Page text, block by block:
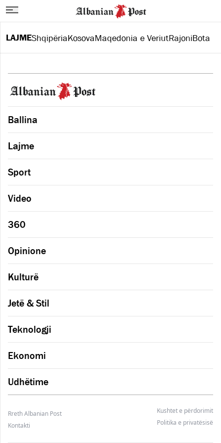
LAJMEShqipëriaKosovaMaqedonia e VeriutRajoniBota
Ballina
Lajme
Sport
Video
360
Opinione
Kulturë
Jetë & Stil
Teknologji
Ekonomi
Udhëtime
Rreth Albanian Post
Kushtet e përdorimit
Kontakti
Politika e privatësisë